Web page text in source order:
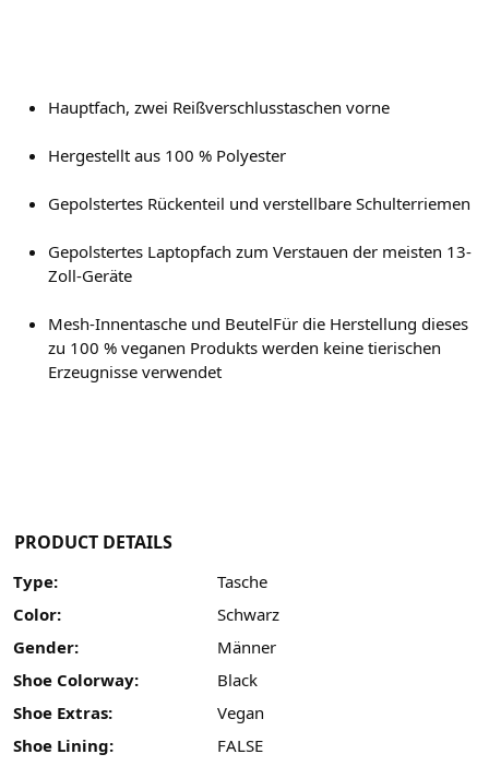
Hauptfach, zwei Reißverschlusstaschen vorne
Hergestellt aus 100 % Polyester
Gepolstertes Rückenteil und verstellbare Schulterriemen
Gepolstertes Laptopfach zum Verstauen der meisten 13-
Zoll-Geräte
Mesh-Innentasche und BeutelFür die Herstellung dieses
zu 100 % veganen Produkts werden keine tierischen
Erzeugnisse verwendet
PRODUCT DETAILS
Type:
Tasche
Color:
Schwarz
Gender:
Männer
Shoe Colorway:
Black
Shoe Extras:
Vegan
Shoe Lining:
FALSE